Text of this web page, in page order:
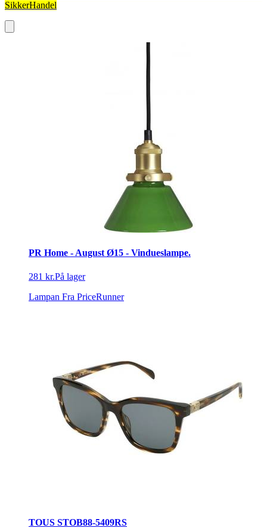
SikkerHandel
PR Home - August Ø15 - Vindueslampe.
281 kr.På lager
Lampan Fra PriceRunner
TOUS STOB88-5409RS